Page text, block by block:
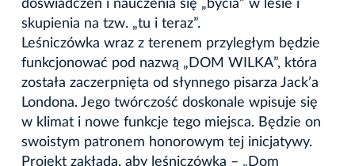
doświadczeń i nauczenia się „bycia” w lesie i
skupienia na tzw. „tu i teraz”.
Leśniczówka wraz z terenem przyległym będzie
funkcjonować pod nazwą „DOM WILKA”, która
została zaczerpnięta od słynnego pisarza Jack’a
Londona. Jego twórczość doskonale wpisuje się
w klimat i nowe funkcje tego miejsca. Będzie on
swoistym patronem honorowym tej inicjatywy.
Projekt zakłada, aby leśniczówka – „Dom